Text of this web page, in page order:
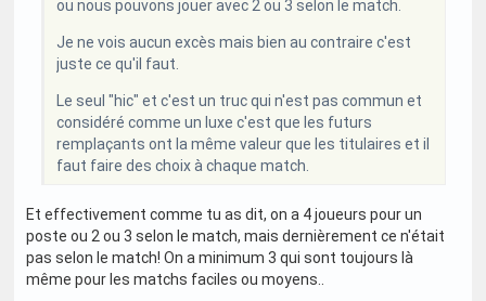
ou nous pouvons jouer avec 2 ou 3 selon le match.
Je ne vois aucun excès mais bien au contraire c'est
juste ce qu'il faut.
Le seul "hic" et c'est un truc qui n'est pas commun et
considéré comme un luxe c'est que les futurs
remplaçants ont la même valeur que les titulaires et il
faut faire des choix à chaque match.
Et effectivement comme tu as dit, on a 4 joueurs pour un
poste ou 2 ou 3 selon le match, mais dernièrement ce n'était
pas selon le match! On a minimum 3 qui sont toujours là
même pour les matchs faciles ou moyens..